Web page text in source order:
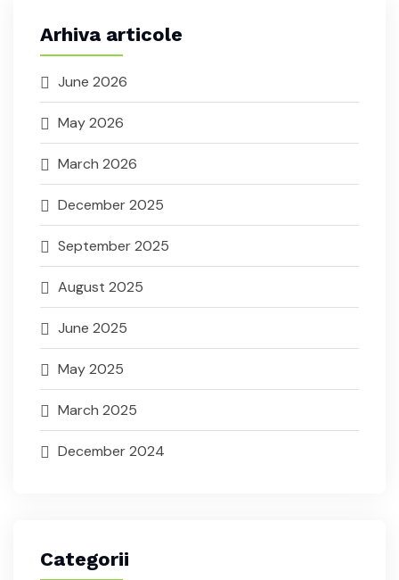
Arhiva articole
June 2026
May 2026
March 2026
December 2025
September 2025
August 2025
June 2025
May 2025
March 2025
December 2024
Categorii